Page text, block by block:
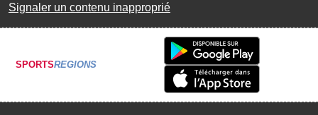
Signaler un contenu inapproprié
SPORTSREGIONS